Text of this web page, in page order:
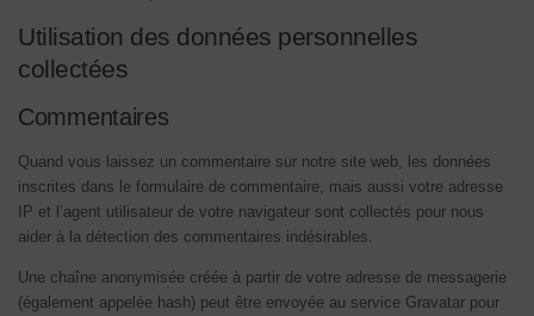
Utilisation des données personnelles
collectées
Commentaires
Quand vous laissez un commentaire sur notre site web, les données
inscrites dans le formulaire de commentaire, mais aussi votre adresse
IP et l’agent utilisateur de votre navigateur sont collectés pour nous
aider à la détection des commentaires indésirables.
Une chaîne anonymisée créée à partir de votre adresse de messagerie
(également appelée hash) peut être envoyée au service Gravatar pour